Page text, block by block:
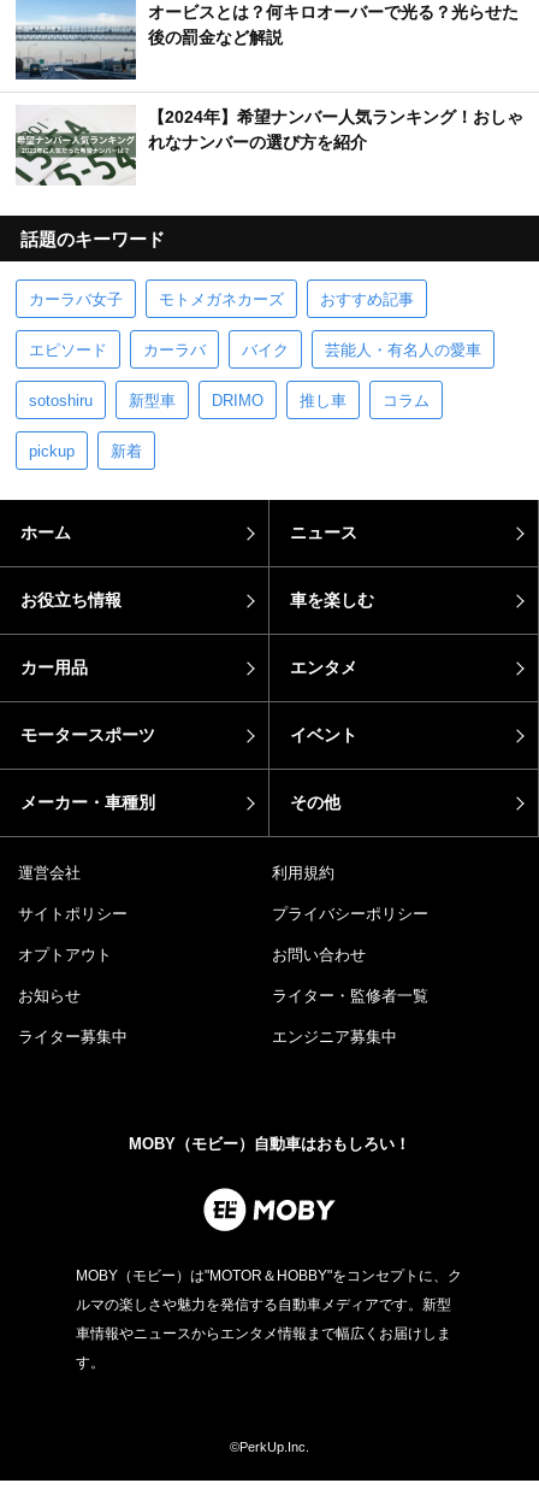
オービスとは？何キロオーバーで光る？光らせた
後の罰金など解説
【2024年】希望ナンバー人気ランキング！おしゃ
れなナンバーの選び方を紹介
話題のキーワード
カーラバ女子 モトメガネカーズ おすすめ記事
エピソード カーラバ バイク 芸能人・有名人の愛車
sotoshiru 新型車 DRIMO 推し車 コラム
pickup 新着
ホーム ニュース
お役立ち情報 車を楽しむ
カー用品 エンタメ
モータースポーツ イベント
メーカー・車種別 その他
運営会社 利用規約
サイトポリシー プライバシーポリシー
オプトアウト お問い合わせ
お知らせ ライター・監修者一覧
ライター募集中 エンジニア募集中
MOBY（モビー）自動車はおもしろい！
MOBY（モビー）は"MOTOR＆HOBBY"をコンセプトに、ク
ルマの楽しさや魅力を発信する自動車メディアです。新型
車情報やニュースからエンタメ情報まで幅広くお届けしま
す。
©PerkUp.Inc.